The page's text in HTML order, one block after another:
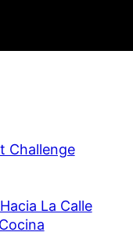
Challenge
La Calle